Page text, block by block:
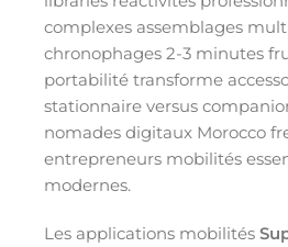
complexes assemblages
chronophages 2-3 minutes
portabilité transforme
stationnaire versus
nomades digitaux Morocco
entrepreneurs mobilités
modernes.
Les applications mobilités